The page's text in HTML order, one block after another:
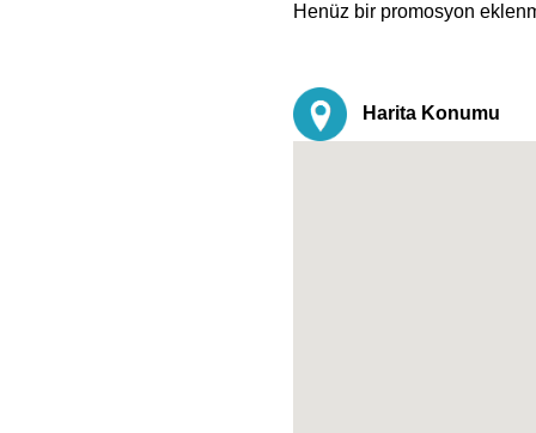
Henüz bir promosyon
Harita Konumu